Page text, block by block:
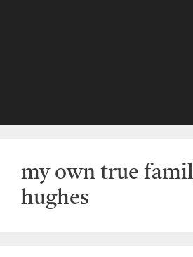
my own true
hughes